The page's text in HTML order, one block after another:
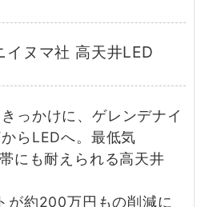
イヌマ社 高天井LED
っかけに、ゲレンデナイ
らLEDへ。 最低気
にも耐えられる高天井
が約200万円もの削減に